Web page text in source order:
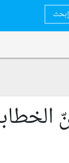
إبحث